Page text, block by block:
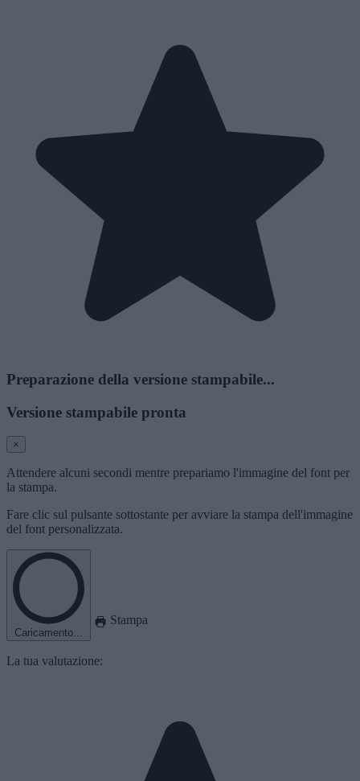
Preparazione della versione stampabile...
Versione stampabile pronta
×
Attendere alcuni secondi mentre prepariamo l'immagine del font per
la stampa.
Fare clic sul pulsante sottostante per avviare la stampa dell'immagine
del font personalizzata.
Caricamento...
Stampa
La tua valutazione: